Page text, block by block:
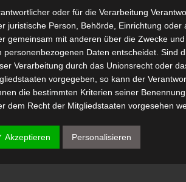
oder für die Verarbeitung
juristische Person, Behörde, Einrichtung oder
gemeinsam mit anderen über die Zwecke
personenbezogenen Daten entscheidet. Sind
Verarbeitung durch das Unionsrecht oder
vorgegeben, so kann der
die bestimmten Kriterien seiner
dem Recht der Mitgliedstaaten vorgesehen
Auftragsverarbeiter
ist eine natürliche oder
Akzeptieren Personalisieren